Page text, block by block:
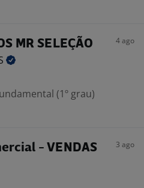
MR SELEÇÃO 4 ago
(1º grau)
- VENDAS
3 ago